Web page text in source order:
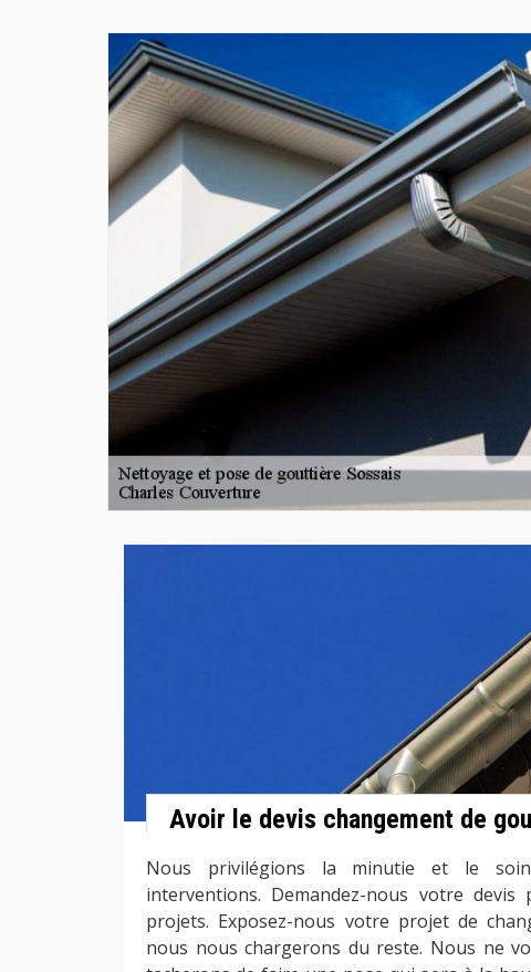
Avoir le devis changement de
Nous privilégions la minutie et le
interventions. Demandez-nous votre devis
projets. Exposez-nous votre projet de
nous nous chargerons du reste. Nous ne